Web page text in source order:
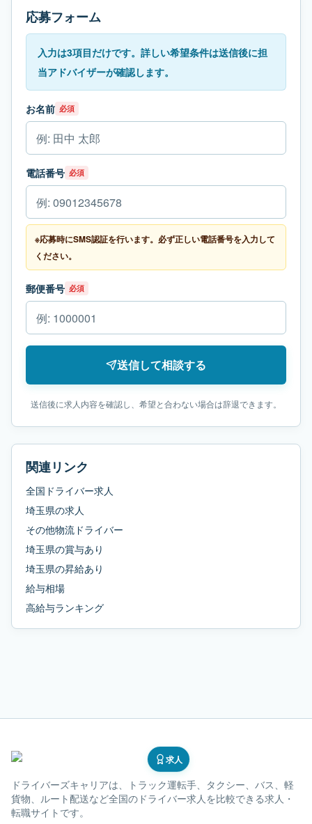
応募フォーム
入力は3項目だけです。詳しい希望条件は送信後に担
当アドバイザーが確認します。
お名前 必須
電話番号 必須
※応募時にSMS認証を行います。必ず正しい電話番号を入力して
ください。
郵便番号 必須
送信して相談する
送信後に求人内容を確認し、希望と合わない場合は辞退できます。
関連リンク
全国ドライバー求人
埼玉県の求人
その他物流ドライバー
埼玉県の賞与あり
埼玉県の昇給あり
給与相場
高給与ランキング
求人
ドライバーズキャリアは、トラック運転手、タクシー、バス、軽
貨物、ルート配送など全国のドライバー求人を比較できる求人・
転職サイトです。